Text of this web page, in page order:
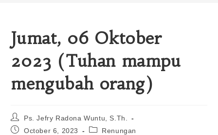
Jumat, 06 Oktober
2023 (Tuhan mampu
mengubah orang)
Ps. Jefry Radona Wuntu, S.Th.
October 6, 2023
Renungan